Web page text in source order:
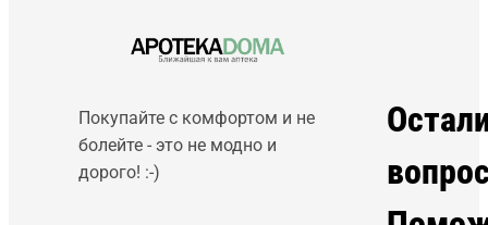
Покупайте с комфортом и не
болейте - это не модно и
дорого! :-)